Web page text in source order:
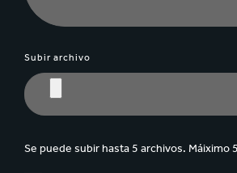
Subir archivo
Se puede subir hasta 5 archivos. Máiximo